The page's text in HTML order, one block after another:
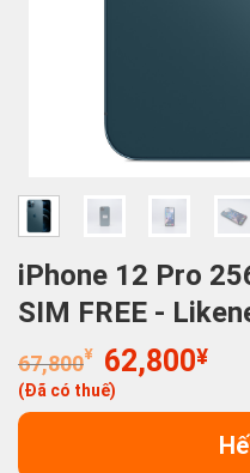
iPhone 12 Pro
SIM FREE -
67,800¥
Giá
gốc
là:
62,800¥Giá
tại
là:
(Đã có thuế)